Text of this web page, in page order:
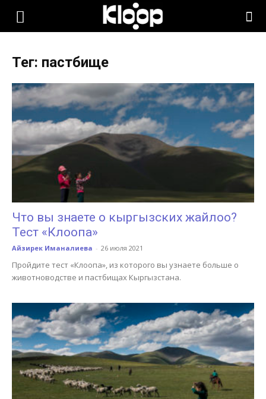
KLOOP.KG
Новости
Кыргызстана
Тег: пастбище
Что вы знаете о кыргызских жайлоо?
Тест «Клоопа»
Айзирек Иманалиева - 26 июля 2021
Пройдите тест «Клоопа», из которого вы узнаете больше о
животноводстве и пастбищах Кыргызстана.